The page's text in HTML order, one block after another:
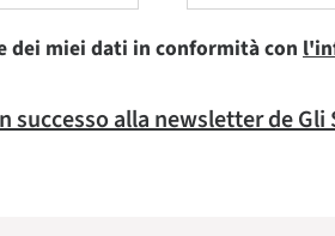
dei miei dati in conformità con
successo alla newsletter de